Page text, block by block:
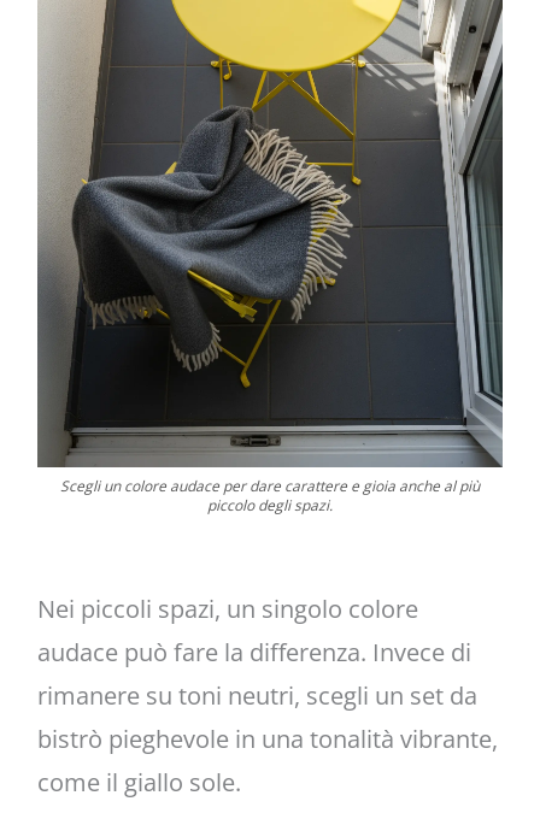
Scegli un colore audace per dare carattere e gioia anche al più
piccolo degli spazi.
Nei piccoli spazi, un singolo colore
audace può fare la differenza. Invece di
rimanere su toni neutri, scegli un set da
bistrò pieghevole in una tonalità vibrante,
come il giallo sole.